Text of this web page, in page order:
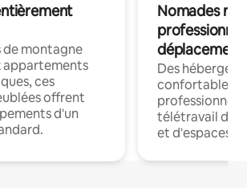
de montagne
appartements
ces
offrent
d'un
Nomades
déplacement
Des
confortables
professionnels
télétravail
et d'espaces